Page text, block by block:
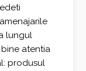
lungul
atentia
produsul